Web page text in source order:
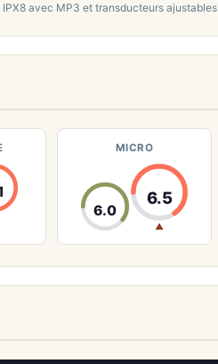
avec MP3 et transducteurs ajustables
MICRO
6.0
6.5
▲